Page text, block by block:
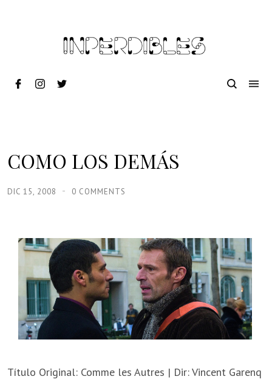
COMO LOS DEMÁS
DIC 15, 2008 0 COMMENTS
Título Original: Comme les Autres | Dir: Vincent Garenq